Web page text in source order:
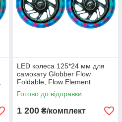
LED колеса 125*24 мм для
самокату Globber Flow
Foldable, Flow Element
Готово до відправки
1 200 ₴/комплект